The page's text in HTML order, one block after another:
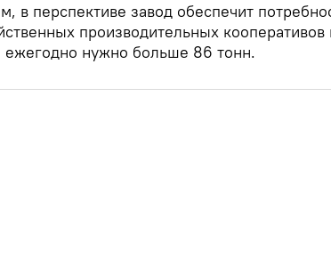
в перспективе завод обеспечит
производительных кооперативов
нужно больше 86 тонн.